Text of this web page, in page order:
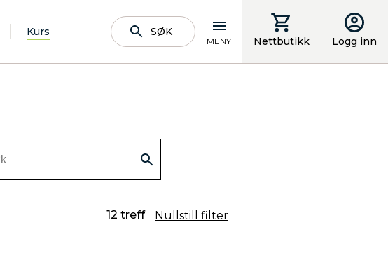
Kurs SØK
MENY Nettbutikk Logg inn
12 treff Nullstill filter